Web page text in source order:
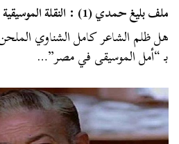
ملف بليغ حمدي (1) : النقلة الموسيقية الثانية
هل ظلم الشاعر كامل الشناوي
بـ “أمل الموسيقى في مصر”…